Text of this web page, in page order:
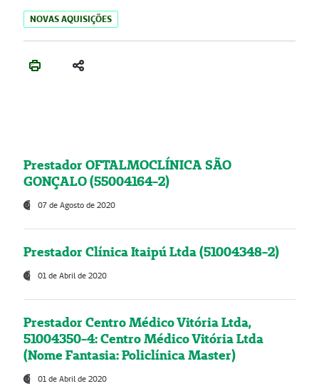
NOVAS AQUISIÇÕES
Prestador OFTALMOCLÍNICA SÃO
GONÇALO (55004164-2)
07 de Agosto de 2020
Prestador Clínica Itaipú Ltda (51004348-2)
01 de Abril de 2020
Prestador Centro Médico Vitória Ltda,
51004350-4: Centro Médico Vitória Ltda
(Nome Fantasia: Policlínica Master)
01 de Abril de 2020